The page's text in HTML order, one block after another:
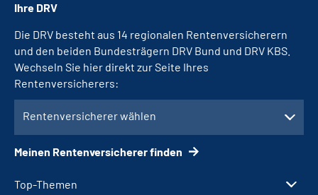
Top-Themen
Ihre DRV
Die DRV besteht aus 14 regionalen Rentenversicherern
und den beiden Bundesträgern DRV Bund und DRV KBS.
Wechseln Sie hier direkt zur Seite Ihres
Rentenversicherers:
Rentenversicherer wählen
Meinen Rentenversicherer finden